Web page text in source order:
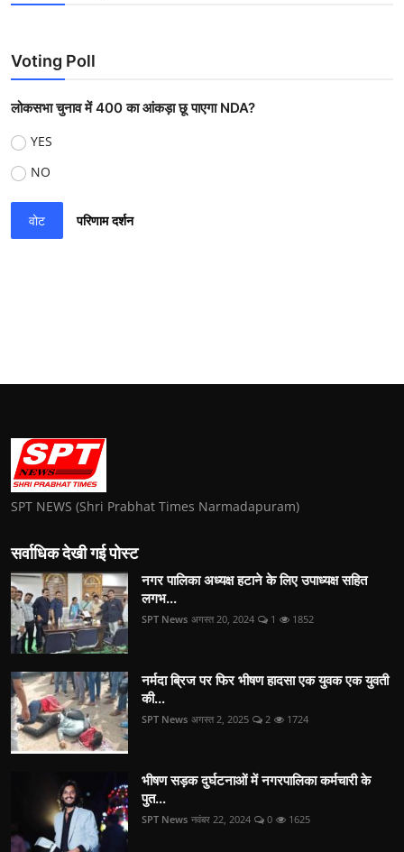
Voting Poll
लोकसभा चुनाव में 400 का आंकड़ा छू पाएगा NDA?
YES
NO
वोट परिणाम दर्शन
SPT NEWS (Shri Prabhat Times Narmadapuram)
सर्वाधिक देखी गई पोस्ट
नगर पालिका अध्यक्ष हटाने के लिए उपाध्यक्ष सहित
लगभ...
SPT News अगस्त 20, 2024 1 1852
नर्मदा ब्रिज पर फिर भीषण हादसा एक युवक एक युवती
की...
SPT News अगस्त 2, 2025 2 1724
भीषण सड़क दुर्घटनाओं में नगरपालिका कर्मचारी के
पुत...
SPT News नवंबर 22, 2024 0 1625